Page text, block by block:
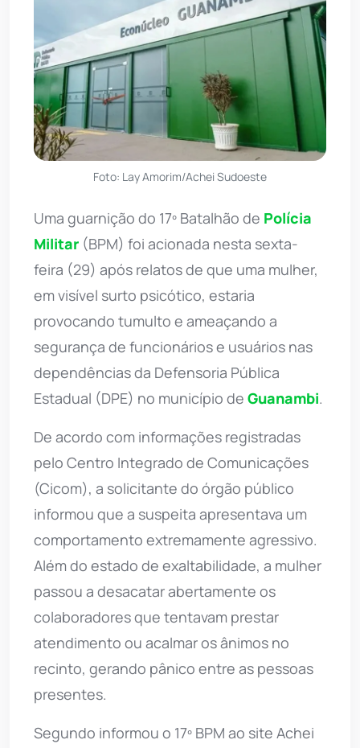
Foto: Lay Amorim/Achei Sudoeste
Uma guarnição do 17º Batalhão de Polícia
Militar (BPM) foi acionada nesta sexta-
feira (29) após relatos de que uma mulher,
em visível surto psicótico, estaria
provocando tumulto e ameaçando a
segurança de funcionários e usuários nas
dependências da Defensoria Pública
Estadual (DPE) no município de Guanambi.
De acordo com informações registradas
pelo Centro Integrado de Comunicações
(Cicom), a solicitante do órgão público
informou que a suspeita apresentava um
comportamento extremamente agressivo.
Além do estado de exaltabilidade, a mulher
passou a desacatar abertamente os
colaboradores que tentavam prestar
atendimento ou acalmar os ânimos no
recinto, gerando pânico entre as pessoas
presentes.
Segundo informou o 17º BPM ao site Achei